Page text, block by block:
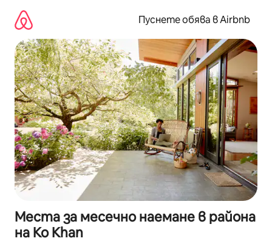
съдържанието
Пуснете обява в Airbnb
Места за месечно наемане в района
на Ko Khan